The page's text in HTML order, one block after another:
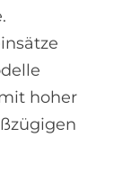
hoher